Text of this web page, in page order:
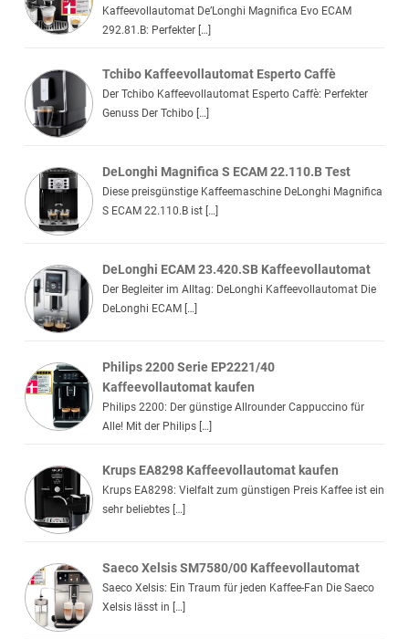
Kaffeevollautomat De’Longhi Magnifica Evo ECAM
292.81.B: Perfekter […]
Tchibo Kaffeevollautomat Esperto Caffè
Der Tchibo Kaffeevollautomat Esperto Caffè: Perfekter
Genuss Der Tchibo […]
DeLonghi Magnifica S ECAM 22.110.B Test
Diese preisgünstige Kaffeemaschine DeLonghi Magnifica
S ECAM 22.110.B ist […]
DeLonghi ECAM 23.420.SB Kaffeevollautomat
Der Begleiter im Alltag: DeLonghi Kaffeevollautomat Die
DeLonghi ECAM […]
Philips 2200 Serie EP2221/40
Kaffeevollautomat kaufen
Philips 2200: Der günstige Allrounder Cappuccino für
Alle! Mit der Philips […]
Krups EA8298 Kaffeevollautomat kaufen
Krups EA8298: Vielfalt zum günstigen Preis Kaffee ist ein
sehr beliebtes […]
Saeco Xelsis SM7580/00 Kaffeevollautomat
Saeco Xelsis: Ein Traum für jeden Kaffee-Fan Die Saeco
Xelsis lässt in […]